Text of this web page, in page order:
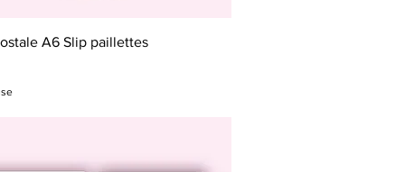
Aperçu rapide
A6 Slip paillettes